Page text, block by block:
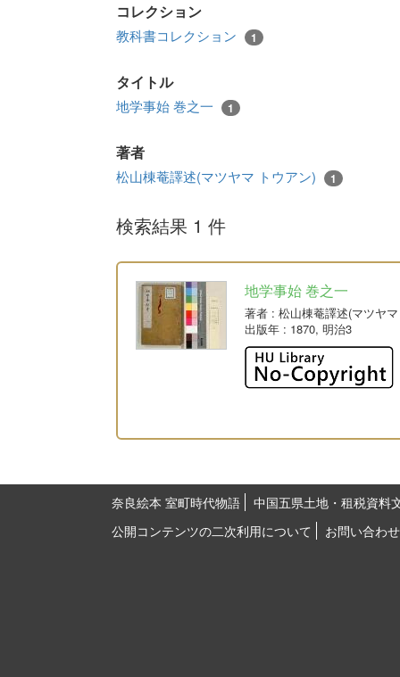
コレクション
教科書コレクション 1
タイトル
地学事始 巻之一 1
著者
松山棟菴譯述(マツヤマ トウアン) 1
検索結果 1 件
地学事始 巻之一
著者 : 松山棟菴譯述(マツヤ
出版年 : 1870, 明治3
奈良絵本 室町時代物語
中国五県土地・租税資料
公開コンテンツの二次利用について
お問い合わせ